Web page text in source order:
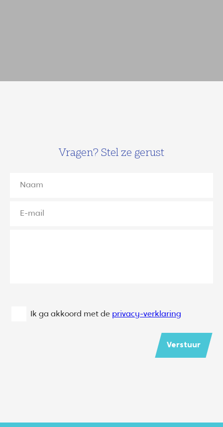
Vragen? Stel ze gerust
Ik ga akkoord met de privacy-verklaring
Verstuur